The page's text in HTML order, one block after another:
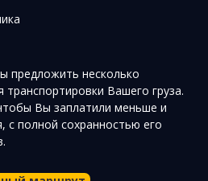
предложить несколько
транспортировки Вашего груза.
Вы заплатили меньше и
с полной сохранностью его